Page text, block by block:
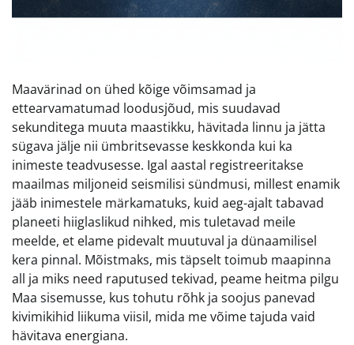
Maavärinad on ühed kõige võimsamad ja
ettearvamatumad loodusjõud, mis suudavad
sekunditega muuta maastikku, hävitada linnu ja jätta
sügava jälje nii ümbritsevasse keskkonda kui ka
inimeste teadvusesse. Igal aastal registreeritakse
maailmas miljoneid seismilisi sündmusi, millest enamik
jääb inimestele märkamatuks, kuid aeg-ajalt tabavad
planeeti hiiglaslikud nihked, mis tuletavad meile
meelde, et elame pidevalt muutuval ja dünaamilisel
kera pinnal. Mõistmaks, mis täpselt toimub maapinna
all ja miks need raputused tekivad, peame heitma pilgu
Maa sisemusse, kus tohutu rõhk ja soojus panevad
kivimikihid liikuma viisil, mida me võime tajuda vaid
hävitava energiana.